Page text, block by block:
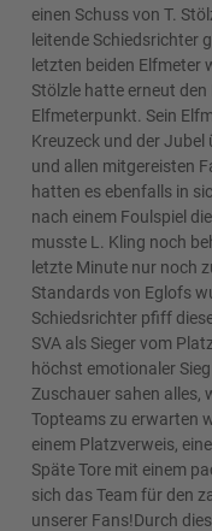
einen Schuss von T.
leitende Schiedsrichter
letzten beiden Elfmeter
Stölzle hatte erneut
Elfmeterpunkt. Sein
Kreuzeck und der Jubel
und allen mitgereisten
hatten es ebenfalls in
nach einem Foulspiel
musste L. Kling noch
letzte Minute nur noch
Standards von Eglofs
Schiedsrichter pfiff
SVA als Sieger vom
höchst emotionaler
Zuschauer sahen alles,
Topteams zu erwarten
einem Platzverweis,
Späte Tore mit einem
sich das Team für den
unserer Fans!Durch